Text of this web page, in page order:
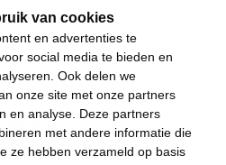
van cookies
en advertenties te
social media te bieden en
Ook delen we
onze site met onze partners
en analyse. Deze partners
met andere informatie die
ze hebben verzameld op basis
Snel
beweging